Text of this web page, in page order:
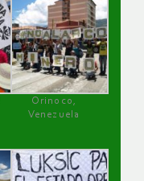
Orinoco,
Venezuela